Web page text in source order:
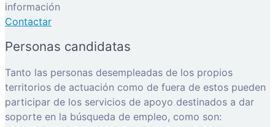
información
Contactar
Personas candidatas
Tanto las personas desempleadas de los propios
territorios de actuación como de fuera de estos pueden
participar de los servicios de apoyo destinados a dar
soporte en la búsqueda de empleo, como son: